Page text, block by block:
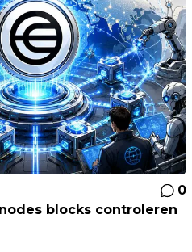
0
blocks controleren